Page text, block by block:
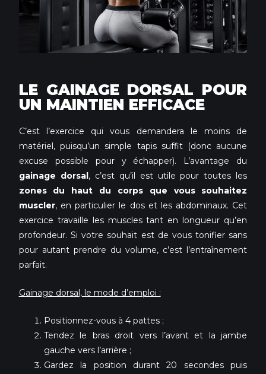
LE GAINAGE DORSAL POUR
UN MAINTIEN EFFICACE
C’est l’exercice qui vous demandera le moins de
matériel, puisqu’un simple tapis suffit (donc aucune
excuse possible pour y échapper). L’avantage du
gainage dorsal, c’est qu’il est utile pour toutes les
zones du haut du corps que vous souhaitez
muscler, en particulier le dos et les abdominaux. Cet
exercice travaille les muscles tant en longueur qu’en
profondeur. Si votre souhait est de vous tonifier sans
pour autant prendre du volume, c’est l’entraînement
parfait.
Gainage dorsal, le mode d’emploi :
Positionnez-vous à 4 pattes ;
Tendez le bras droit vers l’avant et la jambe
gauche vers l’arrière ;
Gardez la position durant 20 secondes puis